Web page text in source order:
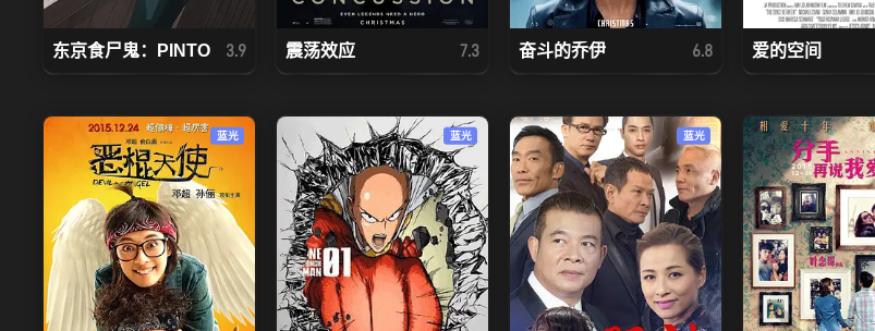
东京食尸鬼：PINTO 3.9 震荡效应 7.3 奋斗的乔伊 6.8 爱的空间
蓝光 蓝光 蓝光